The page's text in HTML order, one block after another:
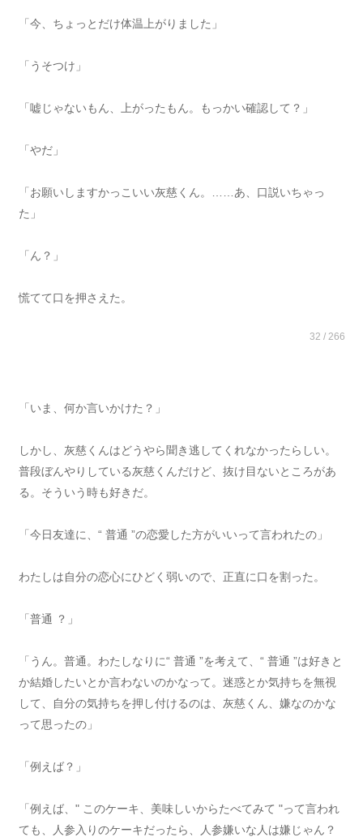
「今、ちょっとだけ体温上がりました」
「うそつけ」
「嘘じゃないもん、上がったもん。もっかい確認して？」
「やだ」
「お願いしますかっこいい灰慈くん。……あ、口説いちゃっ
た」
「ん？」
慌てて口を押さえた。
32 / 266
「いま、何か言いかけた？」
しかし、灰慈くんはどうやら聞き逃してくれなかったらしい。
普段ぼんやりしている灰慈くんだけど、抜け目ないところがあ
る。そういう時も好きだ。
「今日友達に、“ 普通 ”の恋愛した方がいいって言われたの」
わたしは自分の恋心にひどく弱いので、正直に口を割った。
「普通 ？」
「うん。普通。わたしなりに“ 普通 ”を考えて、“ 普通 ”は好きと
か結婚したいとか言わないのかなって。迷惑とか気持ちを無視
して、自分の気持ちを押し付けるのは、灰慈くん、嫌なのかな
って思ったの」
「例えば？」
「例えば、" このケーキ、美味しいからたべてみて "って言われ
ても、人参入りのケーキだったら、人参嫌いな人は嫌じゃん？